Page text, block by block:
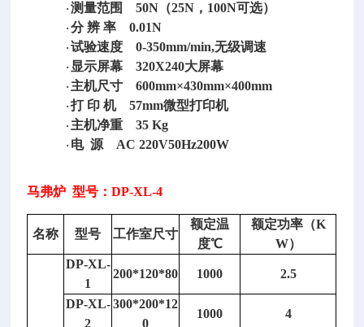
· 测量范围 50N（25N，100N可选）
· 分 辨 率 0.01N
· 试验速度 0-350mm/min,无级调速
· 显示屏幕 320X240大屏幕
· 主机尺寸 600mm×430mm×400mm
· 打 印 机57mm微型打印机
· 主机净重 35 Kg
· 电源 AC 220V50Hz200W
马弗炉 型号：DP-XL-4
名称 型号 工作室尺寸
额定温
度℃
额定功率（K
W）
DP-XL-
1
200*120*80 1000 2.5
DP-XL-
2
300*200*12
0
1000 4